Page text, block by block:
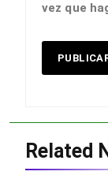
vez que
Related